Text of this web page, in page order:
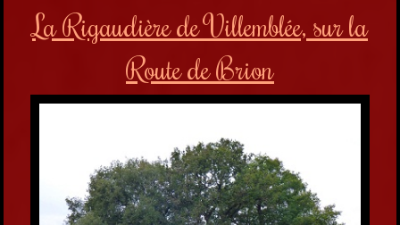
La Rigaudière de Villemblée, sur la
Route de Brion